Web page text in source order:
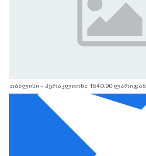
თბილისი - ჰერაკლიონი 1540.90 ლარიდან